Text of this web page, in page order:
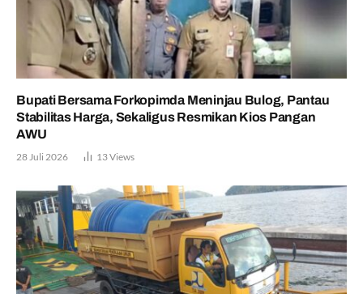
Bupati Bersama Forkopimda Meninjau Bulog, Pantau
Stabilitas Harga, Sekaligus Resmikan Kios Pangan
AWU
28 Juli 2026 13Views